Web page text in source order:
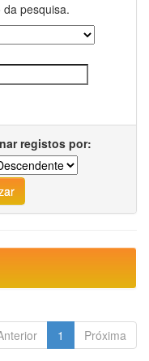
pesquisa.
registos por:
1 Próxima